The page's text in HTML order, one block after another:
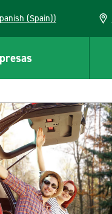
(Spanish (Spain))